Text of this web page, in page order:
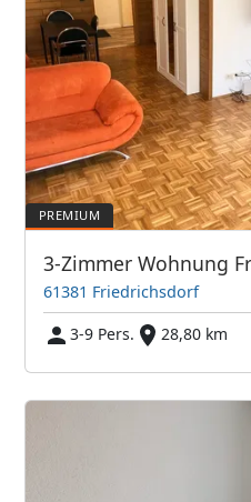
61381 Friedrichsdorf
3-9 Pers.
28,80 km